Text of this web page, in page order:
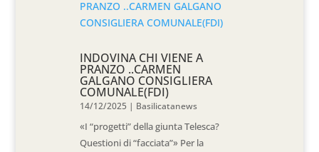
INDOVINA CHI VIENE A
PRANZO ..CARMEN
GALGANO CONSIGLIERA
COMUNALE(FDI)
14/12/2025 | Basilicatanews
«I “progetti” della giunta Telesca?
Questioni di “facciata”» Per la